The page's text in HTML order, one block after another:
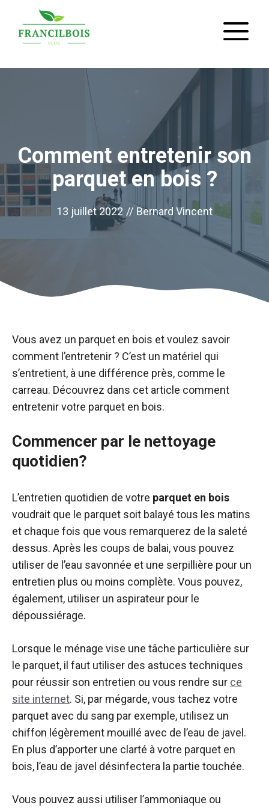
contenu
Comment entretenir son
parquet en bois ?
13 juillet 2022 // Bernard Vincent
Vous avez un parquet en bois et voulez savoir
comment l’entretenir ? C’est un matériel qui
s’entretient, à une différence près, comme le
carreau. Découvrez dans cet article comment
entretenir votre parquet en bois.
Commencer par le nettoyage
quotidien?
L’entretien quotidien de votre parquet en bois
voudrait que le parquet soit balayé tous les matins
et chaque fois que vous remarquerez de la saleté
dessus. Après les coups de balai, vous pouvez
utiliser de l’eau savonnée et une serpillière pour un
entretien plus ou moins complète. Vous pouvez,
également, utiliser un aspirateur pour le
dépoussiérage.
Lorsque le ménage vise une tâche particulière sur
le parquet, il faut utiliser des astuces techniques
pour réussir son entretien ou vous rendre sur ce
site internet. Si, par mégarde, vous tachez votre
parquet avec du sang par exemple, utilisez un
chiffon légèrement mouillé avec de l’eau de javel.
En plus d’apporter une clarté à votre parquet en
bois, l’eau de javel désinfectera la partie touchée.
Vous pouvez aussi utiliser l’ammoniaque ou